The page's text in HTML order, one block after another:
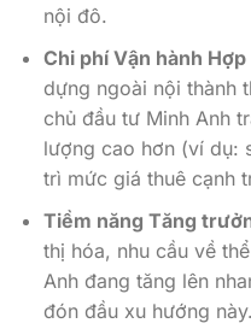
nội đô.
Chi phí Vận hành Hợp
dựng ngoài nội thành
chủ đầu tư Minh Anh
lượng cao hơn (ví dụ:
trì mức giá thuê cạnh
Tiềm năng Tăng
thị hóa, nhu cầu về
Anh đang tăng lên
đón đầu xu hướng này.